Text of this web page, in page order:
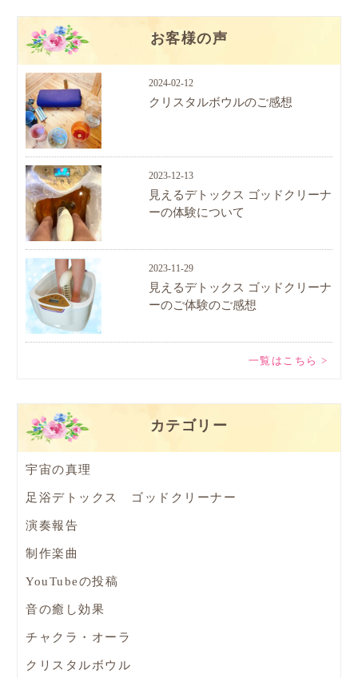
お客様の声
2024-02-12
クリスタルボウルのご感想
2023-12-13
見えるデトックス ゴッドクリーナ
ーの体験について
2023-11-29
見えるデトックス ゴッドクリーナ
ーのご体験のご感想
一覧はこちら >
カテゴリー
宇宙の真理
足浴デトックス ゴッドクリーナー
演奏報告
制作楽曲
YouTubeの投稿
音の癒し効果
チャクラ・オーラ
クリスタルボウル